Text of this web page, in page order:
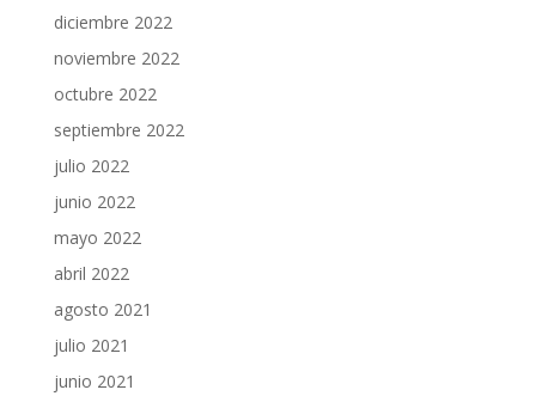
diciembre 2022
noviembre 2022
octubre 2022
septiembre 2022
julio 2022
junio 2022
mayo 2022
abril 2022
agosto 2021
julio 2021
junio 2021